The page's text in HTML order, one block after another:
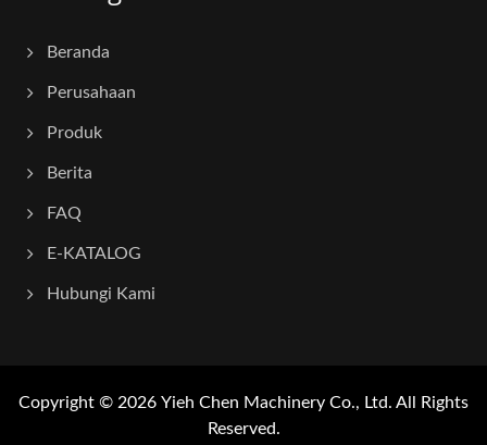
Beranda
Perusahaan
Produk
Berita
FAQ
E-KATALOG
Hubungi Kami
Copyright © 2026 Yieh Chen Machinery Co., Ltd. All Rights
Reserved.